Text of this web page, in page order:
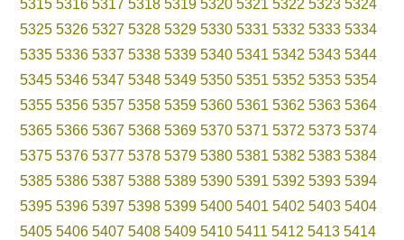
5315 5316 5317 5318 5319 5320 5321 5322 5323 5324
5325 5326 5327 5328 5329 5330 5331 5332 5333 5334
5335 5336 5337 5338 5339 5340 5341 5342 5343 5344
5345 5346 5347 5348 5349 5350 5351 5352 5353 5354
5355 5356 5357 5358 5359 5360 5361 5362 5363 5364
5365 5366 5367 5368 5369 5370 5371 5372 5373 5374
5375 5376 5377 5378 5379 5380 5381 5382 5383 5384
5385 5386 5387 5388 5389 5390 5391 5392 5393 5394
5395 5396 5397 5398 5399 5400 5401 5402 5403 5404
5405 5406 5407 5408 5409 5410 5411 5412 5413 5414